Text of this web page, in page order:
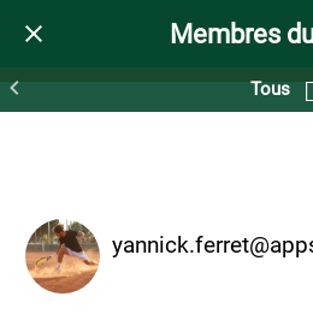
Membres
Tous
CONNECTÉS